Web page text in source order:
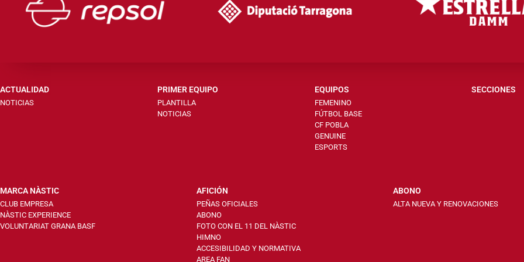
ACTUALIDAD
NOTICIAS
PRIMER EQUIPO
PLANTILLA
NOTICIAS
EQUIPOS
FEMENINO
FÚTBOL BASE
CF POBLA
GENUINE
ESPORTS
SECCIONES
MARCA NÀSTIC
CLUB EMPRESA
NÀSTIC EXPERIENCE
VOLUNTARIAT GRANA BASF
AFICIÓN
PEÑAS OFICIALES
ABONO
FOTO CON EL 11 DEL NÀSTIC
HIMNO
ACCESIBILIDAD Y NORMATIVA
AREA FAN
ABONO
ALTA NUEVA Y RENOVACIONES